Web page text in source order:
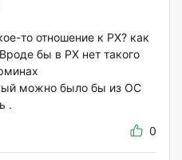
то отношение к РХ? как
бы в РХ нет такого
можно было бы из ОС
.
0